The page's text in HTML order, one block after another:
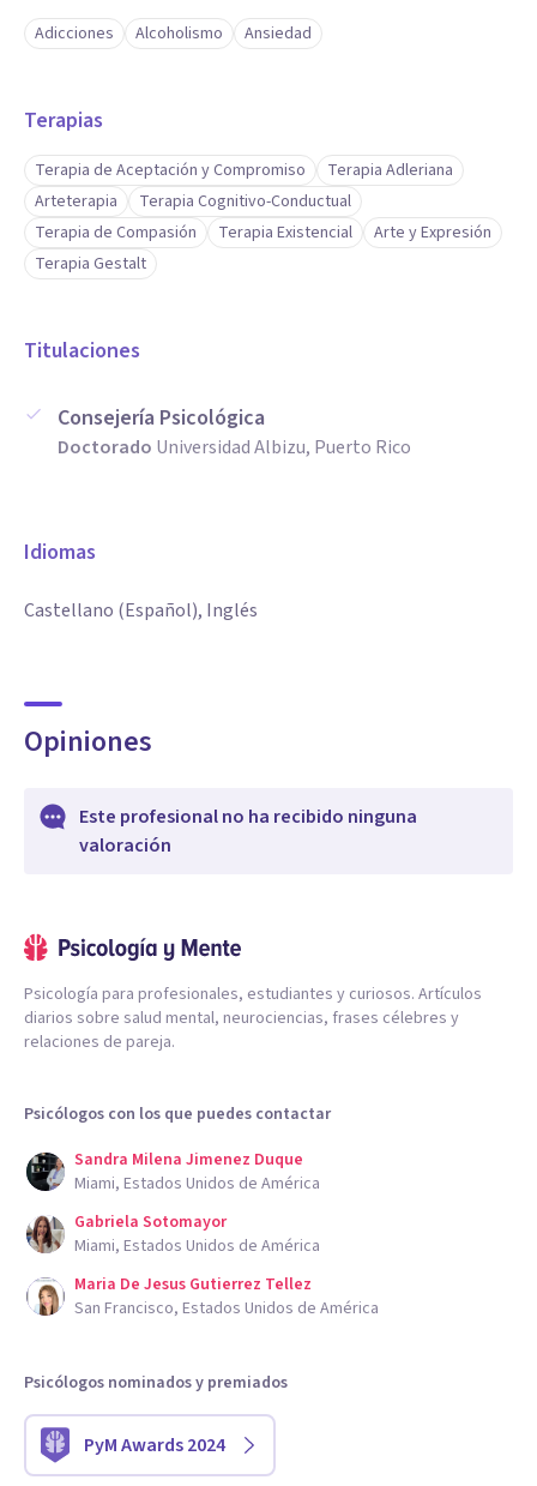
Adicciones Alcoholismo Ansiedad
Terapias
Terapia de Aceptación y Compromiso
Terapia Adleriana
Arteterapia
Terapia Cognitivo-Conductual
Terapia de Compasión
Terapia Existencial
Arte y Expresión
Terapia Gestalt
Titulaciones
Consejería Psicológica
Doctorado Universidad Albizu, Puerto Rico
Idiomas
Castellano (Español), Inglés
Opiniones
Este profesional no ha recibido ninguna
valoración
Psicología para profesionales, estudiantes y curiosos. Artículos
diarios sobre salud mental, neurociencias, frases célebres y
relaciones de pareja.
Psicólogos con los que puedes contactar
Sandra Milena Jimenez Duque
Miami, Estados Unidos de América
Gabriela Sotomayor
Miami, Estados Unidos de América
Maria De Jesus Gutierrez Tellez
San Francisco, Estados Unidos de América
Psicólogos nominados y premiados
PyM Awards 2024